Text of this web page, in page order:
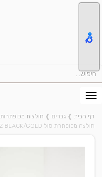
דף הבית ❱ גברים ❱ חולצות מכופתרות
חולצה מכופתרת סול BEEZ BLACK/GOLD